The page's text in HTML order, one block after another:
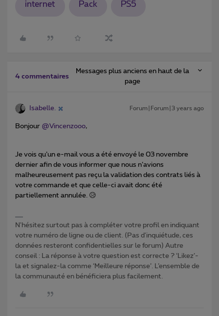
internet Pack PS5
4 commentaires
Messages plus anciens en haut de la
page
Isabelle. Forum|Forum|3 years ago
Bonjour @Vincenzooo,
Je vois qu’un e-mail vous a été envoyé le 03 novembre
dernier afin de vous informer que nous n’avions
malheureusement pas reçu la validation des contrats liés à
votre commande et que celle-ci avait donc été
partiellement annulée. 😥
N'hésitez surtout pas à compléter votre profil en indiquant
votre numéro de ligne ou de client. (Pas d'inquiétude, ces
données resteront confidentielles sur le forum) Autre
conseil : La réponse à votre question est correcte ? ‘Likez’-
la et signalez-la comme ‘Meilleure réponse’. L’ensemble de
la communauté en bénéficiera plus facilement.